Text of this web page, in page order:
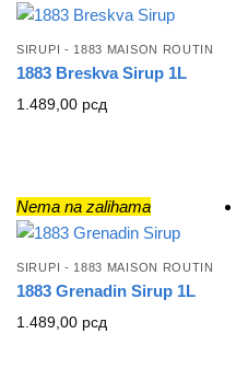
SIRUPI - 1883 MAISON ROUTIN
1883 Breskva Sirup 1L
1.489,00 рсд
Nema na zalihama
SIRUPI - 1883 MAISON ROUTIN
1883 Grenadin Sirup 1L
1.489,00 рсд